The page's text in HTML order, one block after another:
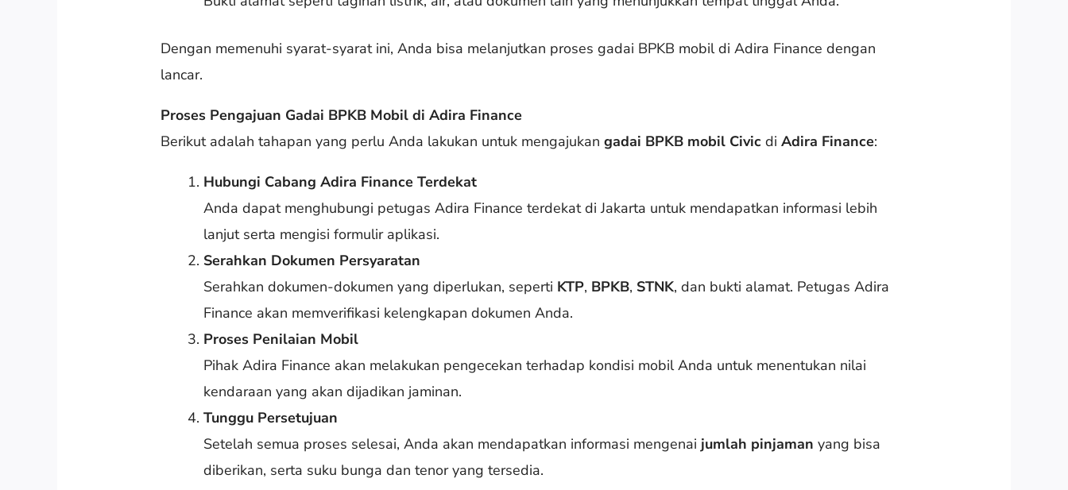
Dengan memenuhi syarat-syarat ini, Anda bisa melanjutkan proses gadai BPKB mobil di Adira Finance dengan
lancar.
Proses Pengajuan Gadai BPKB Mobil di Adira Finance
Berikut adalah tahapan yang perlu Anda lakukan untuk mengajukangadai BPKB mobil Civic diAdira Finance:
Hubungi Cabang Adira Finance Terdekat
Anda dapat menghubungi petugas Adira Finance terdekat di Jakarta untuk mendapatkan informasi lebih
lanjut serta mengisi formulir aplikasi.
Serahkan Dokumen Persyaratan
Serahkan dokumen-dokumen yang diperlukan, seperti KTP, BPKB, STNK, dan bukti alamat. Petugas Adira
Finance akan memverifikasi kelengkapan dokumen Anda.
Proses Penilaian Mobil
Pihak Adira Finance akan melakukan pengecekan terhadap kondisi mobil Anda untuk menentukan nilai
kendaraan yang akan dijadikan jaminan.
Tunggu Persetujuan
Setelah semua proses selesai, Anda akan mendapatkan informasi mengenai jumlah pinjaman yang bisa
diberikan, serta suku bunga dan tenor yang tersedia.